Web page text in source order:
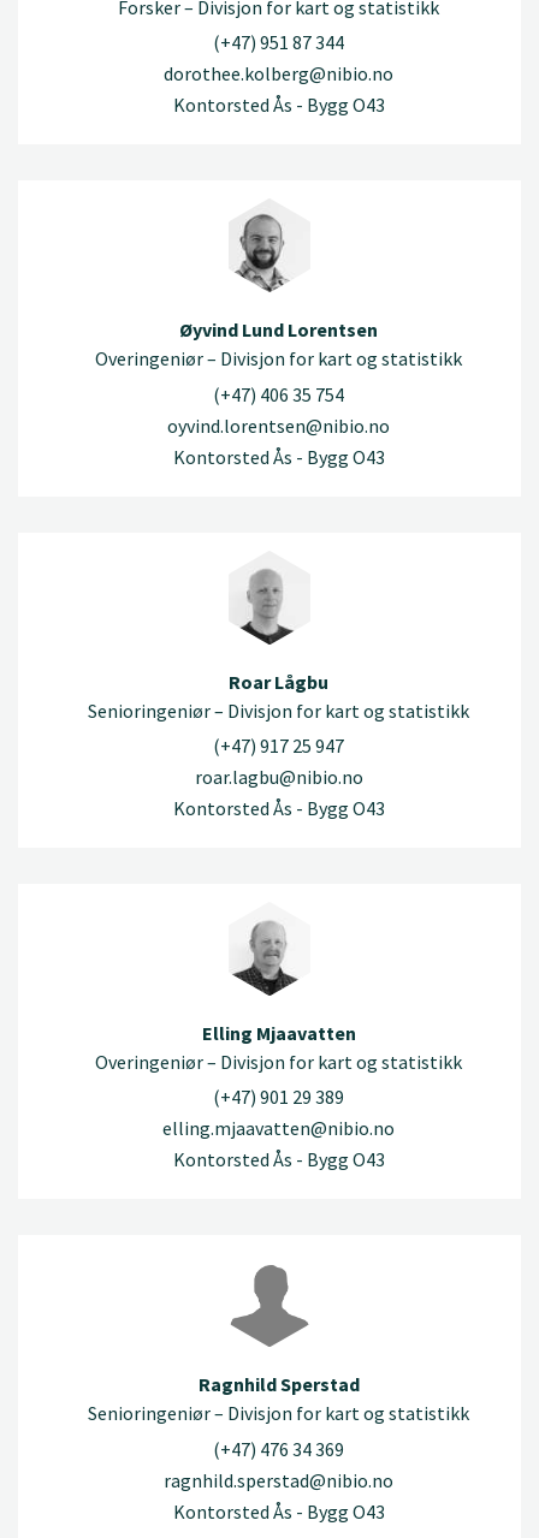
Forsker – Divisjon for kart og statistikk
(+47) 951 87 344
dorothee.kolberg@nibio.no
Kontorsted Ås - Bygg O43
Øyvind Lund Lorentsen
Overingeniør – Divisjon for kart og statistikk
(+47) 406 35 754
oyvind.lorentsen@nibio.no
Kontorsted Ås - Bygg O43
Roar Lågbu
Senioringeniør – Divisjon for kart og statistikk
(+47) 917 25 947
roar.lagbu@nibio.no
Kontorsted Ås - Bygg O43
Elling Mjaavatten
Overingeniør – Divisjon for kart og statistikk
(+47) 901 29 389
elling.mjaavatten@nibio.no
Kontorsted Ås - Bygg O43
Ragnhild Sperstad
Senioringeniør – Divisjon for kart og statistikk
(+47) 476 34 369
ragnhild.sperstad@nibio.no
Kontorsted Ås - Bygg O43